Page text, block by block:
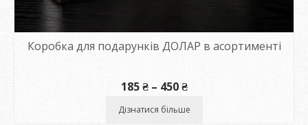
Коробка для подарунків ДОЛАР в асортименті
185₴ – 450₴Діапазон
від
Дізнатися більше